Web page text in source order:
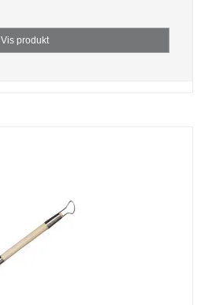
Vis produkt